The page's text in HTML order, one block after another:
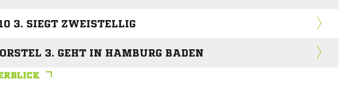
3. SIEGT ZWEISTELLIG
3. GEHT IN HAMBURG BADEN